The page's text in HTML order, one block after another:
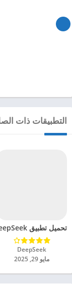
التطبيقات ذات
تحميل تطبيق DeepSeek مهكر للاندرويد 2025
DeepSeek‏
مايو 29, 2025